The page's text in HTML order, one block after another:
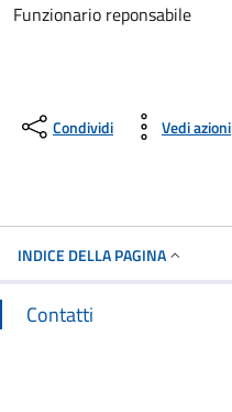
Funzionario reponsabile
Condividi Vedi azioni
INDICE DELLA PAGINA
Contatti